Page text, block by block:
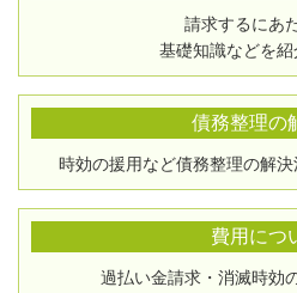
請求するにあ
基礎知識などを紹
債務整理の
時効の援用など債務整理の解決
費用につ
過払い金請求・消滅時効